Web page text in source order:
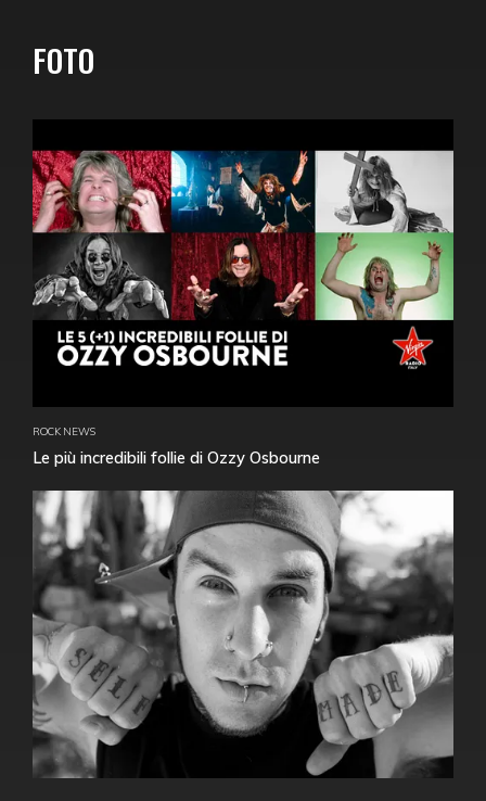
FOTO
ROCK NEWS
Le più incredibili follie di Ozzy Osbourne